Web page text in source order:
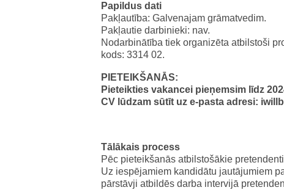
Papildus dati
Pakļautība: Galvenajam grāmatvedim.
Pakļautie darbinieki: nav.
Nodarbinātība tiek organizēta atbilstoši
kods: 3314 02.
PIETEIKŠANĀS:
Pieteikties vakancei pieņemsim līdz
CV lūdzam sūtīt uz e-pasta adresi:
Tālākais process
Pēc pieteikšanās atbilstošākie
Uz iespējamiem kandidātu jautājumiem
pārstāvji atbildēs darba intervijā